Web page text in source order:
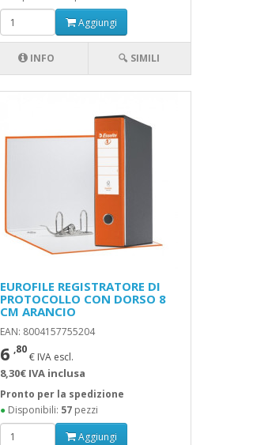
Aggiungi
INFO 🔍 SIMILI
EUROFILE REGISTRATORE DI
PROTOCOLLO CON DORSO 8
CM ARANCIO
EAN: 8004157755204
6 ,80
€ IVA escl.
8,30€ IVA inclusa
Pronto per la spedizione
● Disponibili: 57 pezzi
Aggiungi